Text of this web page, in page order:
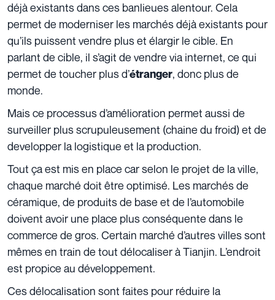
déjà existants dans ces banlieues alentour. Cela
permet de moderniser les marchés déjà existants pour
qu’ils puissent vendre plus et élargir le cible. En
parlant de cible, il s’agit de vendre via internet, ce qui
permet de toucher plus d’étranger, donc plus de
monde.
Mais ce processus d’amélioration permet aussi de
surveiller plus scrupuleusement (chaine du froid) et de
developper la logistique et la production.
Tout ça est mis en place car selon le projet de la ville,
chaque marché doit être optimisé. Les marchés de
céramique, de produits de base et de l’automobile
doivent avoir une place plus conséquente dans le
commerce de gros. Certain marché d’autres villes sont
mêmes en train de tout délocaliser à Tianjin. L’endroit
est propice au développement.
Ces délocalisation sont faites pour réduire la